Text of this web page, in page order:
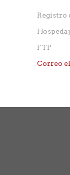
Registro
FTP
Correo